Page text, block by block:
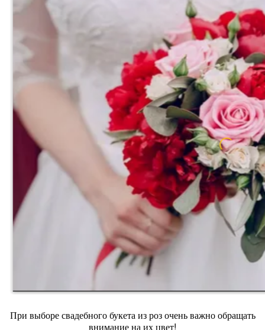
При выборе свадебного букета из роз очень важно обращать
внимание на их цвет!